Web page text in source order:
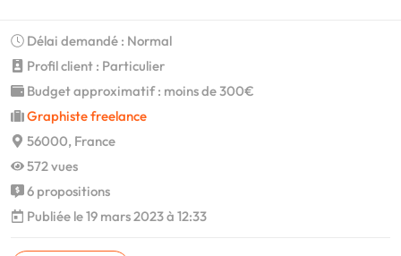
Délai demandé : Normal
Profil client : Particulier
Budget approximatif : moins de 300€
Graphiste freelance
56000, France
572 vues
6 propositions
Publiée le 19 mars 2023 à 12:33